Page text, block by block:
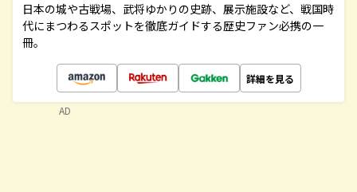
日本の城や古戦場、武将ゆかりの史跡、展示施設など、戦国時
代にまつわるスポットを徹底ガイドする歴史ファン必携の一
冊。
詳細を見る
AD